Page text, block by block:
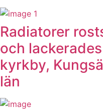
Radiatorer
och
kyrkby,
län